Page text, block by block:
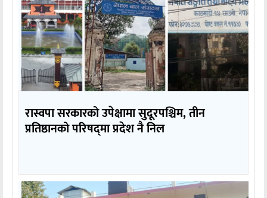
रास्वपा सरकारको उपेक्षामा सुदूरपश्चिम, तीन
प्रतिष्ठानको परिषद्‌मा प्रदेश नै निल